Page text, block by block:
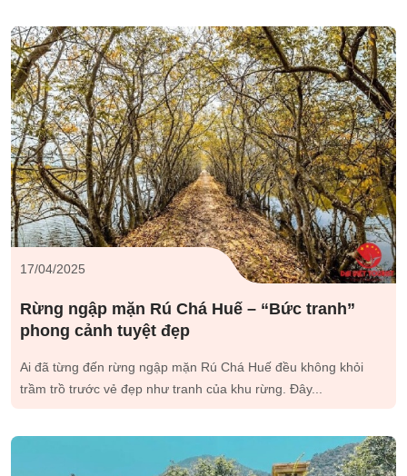
17/04/2025
Rừng ngập mặn Rú Chá Huế – “Bức tranh”
phong cảnh tuyệt đẹp
Ai đã từng đến rừng ngập mặn Rú Chá Huế đều không khỏi
trầm trồ trước vẻ đẹp như tranh của khu rừng. Đây...